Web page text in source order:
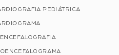
PEDIÁTRICA